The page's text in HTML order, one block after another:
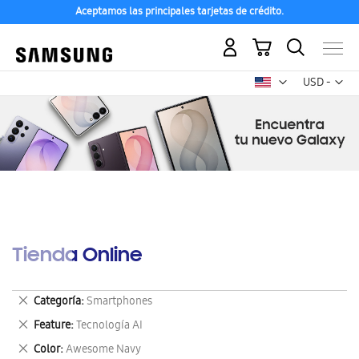
Aceptamos las principales tarjetas de crédito.
USD -
dólar
Mi carrito
Tienda Online
Categoría Smartphones
Eliminar
este
artículo
Feature Tecnología AI
Eliminar
este
Color Awesome Navy
Eliminar